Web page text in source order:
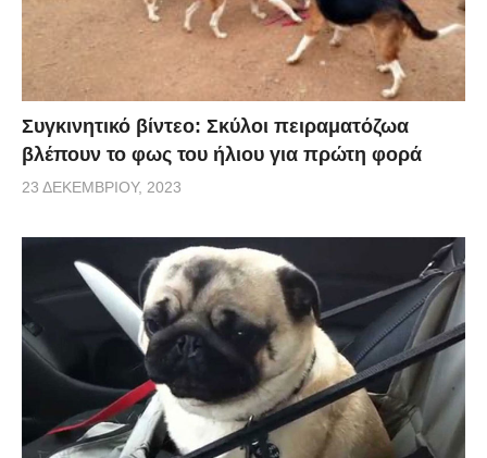
Συγκινητικό βίντεο: Σκύλοι πειραματόζωα
βλέπουν το φως του ήλιου για πρώτη φορά
23 ΔΕΚΕΜΒΡΊΟΥ, 2023